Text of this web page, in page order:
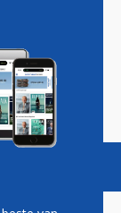
Vacatures